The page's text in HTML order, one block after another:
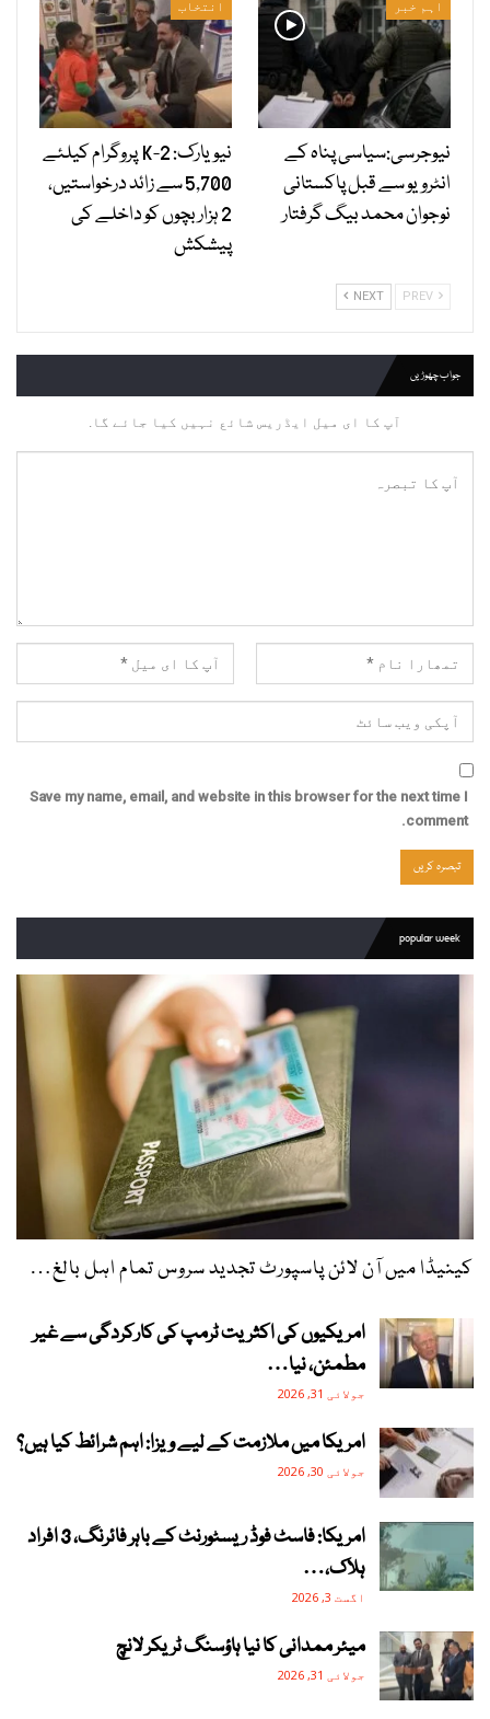
اہم خبر
نیوجرسی:سیاسی پناہ کے
انٹرویو سے قبل پاکستانی
نوجوان محمد بیگ گرفتار
انتخاب
نیویارک: 2-K پروگرام کیلئے
5,700 سے زائد درخواستیں،
2 ہزار بچوں کو داخلے کی
پیشکش
NEXT
جواب چھوڑیں
آپ کا ای میل ایڈریس شائع نہیں کیا جائے گا.
Save my name, email, and website in this browser for the next time I
comment.
popular week
کینیڈا میں آن لائن پاسپورٹ تجدید سروس تمام اہل بالغ…
امریکیوں کی اکثریت ٹرمپ کی کارکردگی سے غیر
مطمئن، نیا…
جولائی 31, 2026
امریکا میں ملازمت کے لیے ویزا: اہم شرائط کیا ہیں؟
جولائی 30, 2026
امریکا: فاسٹ فوڈ ریسٹورنٹ کے باہر فائرنگ، 3 افراد
ہلاک،…
اگست 3, 2026
میئر ممدانی کا نیا ہاؤسنگ ٹریکر لانچ
جولائی 31, 2026